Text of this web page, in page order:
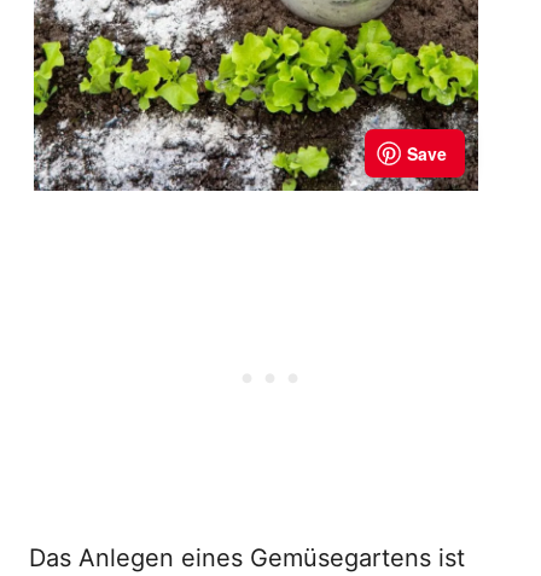
Das Anlegen eines Gemüsegartens ist